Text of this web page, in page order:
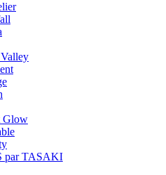
Glow
par TASAKI